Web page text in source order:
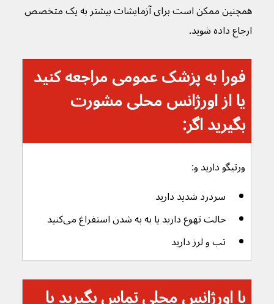
همچنین ممکن است برای آزمایشات بیشتر به یک متخصص
ارجاع داده شوید.
فورا به پزشک عمومی مراجعه کنید
یا از اورژانس محلی مشورت
بگیرید اگر:
ورتیگو دارید و:
سردرد شدید دارید
حالت تهوع دارید یا به به شدن استفراغ می‌کنید
تب و لرز دارید